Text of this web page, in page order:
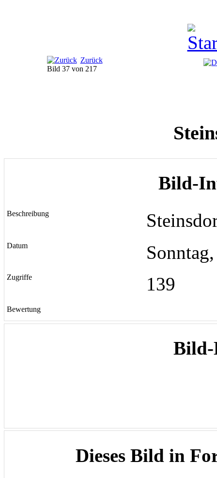
Zurück
Bild 37 von 217
Bild-
Beschreibung
Datum
Zugriffe 139
Bewertung
Bild-
Dieses Bild in